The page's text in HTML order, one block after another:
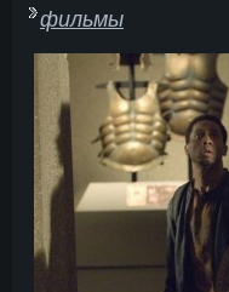
фильмы